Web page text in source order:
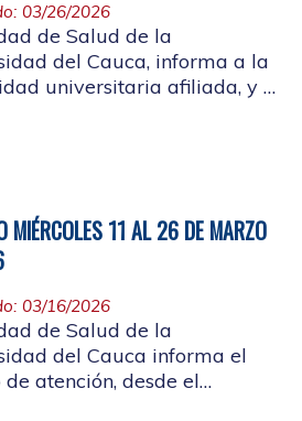
03/26/2026
de Salud de la
del Cauca, informa a la
universitaria afiliada, y a
MIÉRCOLES 11 AL 26 DE MARZO
03/16/2026
de Salud de la
del Cauca informa el
atención, desde el